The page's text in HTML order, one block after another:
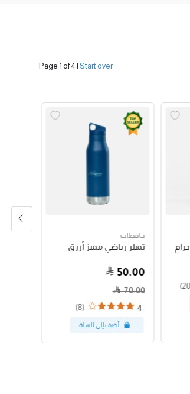
Page 1 of 4 | Start over
حافظات
تمبلر رياضي مميز أزرق
50.00
70.00
4
(8)